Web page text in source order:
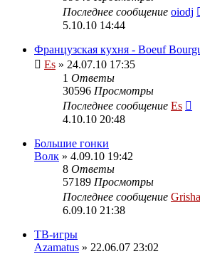
Последнее сообщение oiodj
5.10.10 14:44
Французская кухня - Boeuf
Es » 24.07.10 17:35
1 Ответы
30596 Просмотры
Последнее сообщение Es
4.10.10 20:48
Большие гонки
Волк » 4.09.10 19:42
8 Ответы
57189 Просмотры
Последнее сообщение Grisha
6.09.10 21:38
ТВ-игры
Azamatus » 22.06.07 23:02